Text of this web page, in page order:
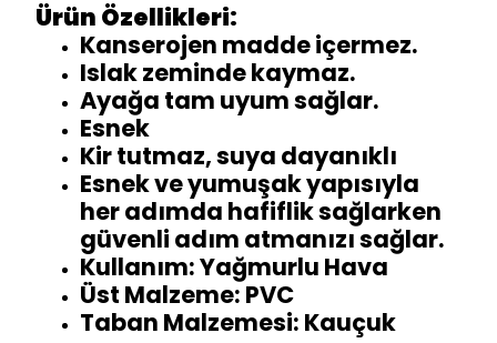
Ürün Özellikleri:
Kanserojen madde içermez.
Islak zeminde kaymaz.
Ayağa tam uyum sağlar.
Esnek
Kir tutmaz, suya dayanıklı
Esnek ve yumuşak yapısıyla
her adımda hafiflik sağlarken
güvenli adım atmanızı sağlar.
Kullanım: Yağmurlu Hava
Üst Malzeme: PVC
Taban Malzemesi: Kauçuk